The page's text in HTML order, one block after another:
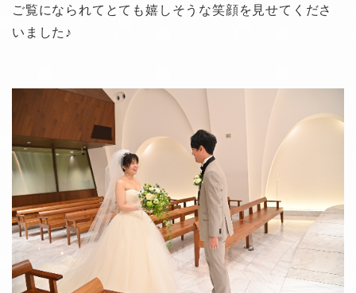
ご覧になられてとても嬉しそうな笑顔を見せてくださ
いました♪